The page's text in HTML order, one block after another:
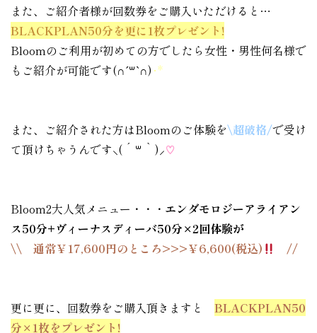
また、ご紹介者様が回数券をご購入いただけると…
BLACKPLAN50分を更に1枚プレゼント!
Bloomのご利用が初めての方でしたら女性・男性何名様で
もご紹介が可能です(∩ˊ꒳​ˋ∩) ･*
また、ご紹介された方はBloomのご体験を\超破格/で受け
て頂けちゃうんです⸜( ´ ꒳ ` )⸝♡︎
Bloom2大人気メニュー・・・ エンダモロジーアライアン
ス50分+ヴィーナスディーバ50分×2回体験が
\\ 通常￥17,600円のところ>>>￥6,600(税込)
//
更に更に、回数券をご購入頂きますと BLACKPLAN50
分×1枚をプレゼント!